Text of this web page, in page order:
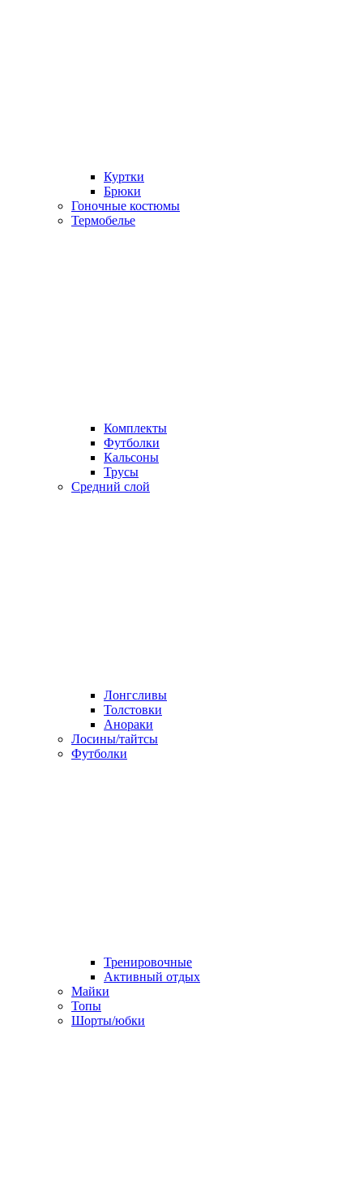
Куртки
Брюки
Гоночные костюмы
Термобелье
Комплекты
Футболки
Кальсоны
Трусы
Средний слой
Лонгсливы
Толстовки
Анораки
Лосины/тайтсы
Футболки
Тренировочные
Активный отдых
Майки
Топы
Шорты/юбки